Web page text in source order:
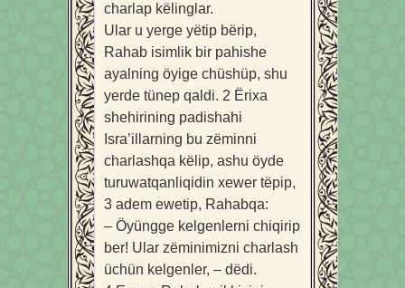
charlap këlinglar.
Ular u yerge yëtip bërip,
Rahab isimlik bir pahishe
ayalning öyige chüshüp, shu
yerde tünep qaldi. 2 Ërixa
shehirining padishahi
Isra’illarning bu zëminni
charlashqa këlip, ashu öyde
turuwatqanliqidin xewer tëpip,
3 adem ewetip, Rahabqa:
– Öyüngge kelgenlerni chiqirip
ber! Ular zëminimizni charlash
üchün kelgenler, – dëdi.